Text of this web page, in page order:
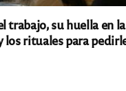
trabajo, su huella en la
los rituales para